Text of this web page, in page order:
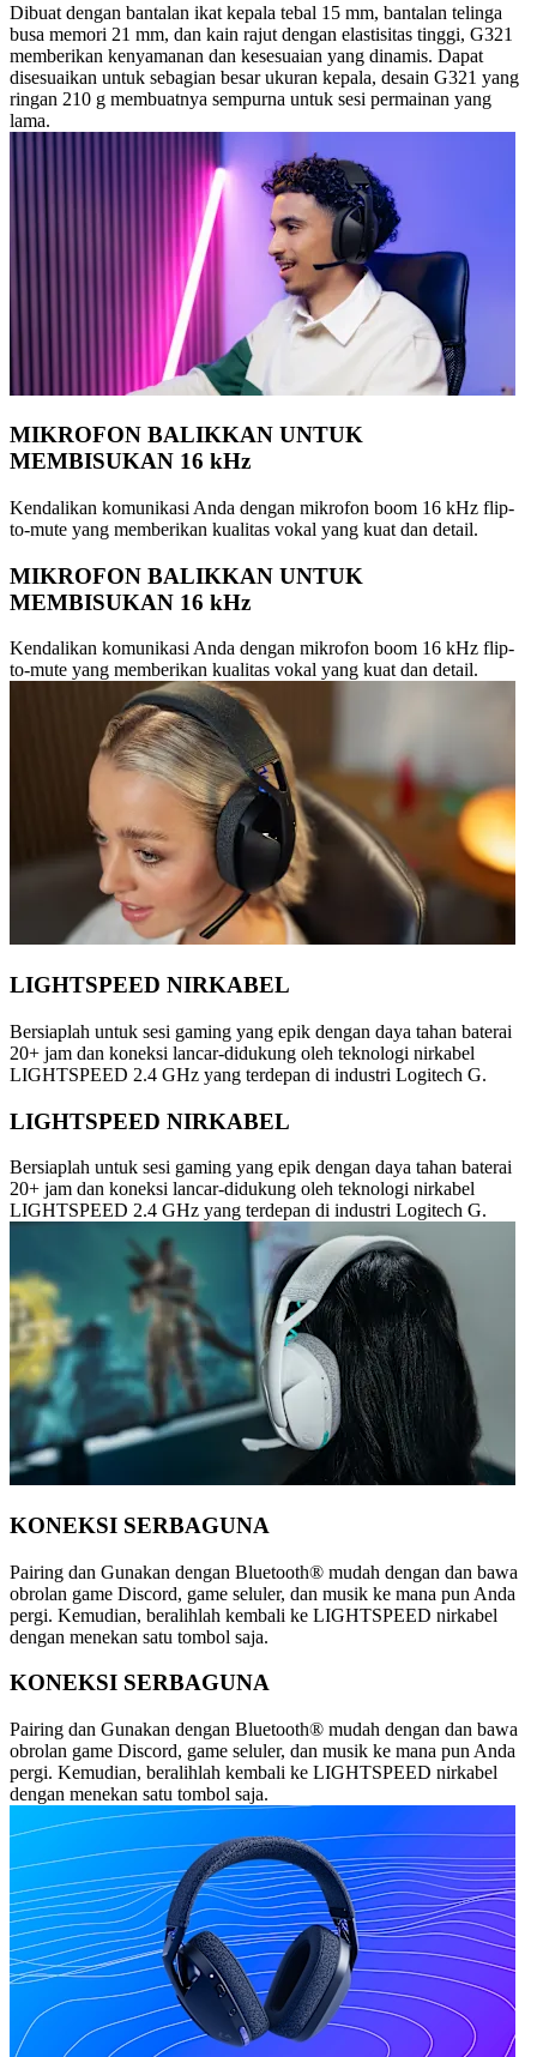
Dibuat dengan bantalan ikat kepala tebal 15 mm, bantalan telinga
busa memori 21 mm, dan kain rajut dengan elastisitas tinggi, G321
memberikan kenyamanan dan kesesuaian yang dinamis. Dapat
disesuaikan untuk sebagian besar ukuran kepala, desain G321 yang
ringan 210 g membuatnya sempurna untuk sesi permainan yang
lama.
MIKROFON BALIKKAN UNTUK
MEMBISUKAN 16 kHz
Kendalikan komunikasi Anda dengan mikrofon boom 16 kHz flip-
to-mute yang memberikan kualitas vokal yang kuat dan detail.
MIKROFON BALIKKAN UNTUK
MEMBISUKAN 16 kHz
Kendalikan komunikasi Anda dengan mikrofon boom 16 kHz flip-
to-mute yang memberikan kualitas vokal yang kuat dan detail.
LIGHTSPEED NIRKABEL
Bersiaplah untuk sesi gaming yang epik dengan daya tahan baterai
20+ jam dan koneksi lancar-didukung oleh teknologi nirkabel
LIGHTSPEED 2.4 GHz yang terdepan di industri Logitech G.
LIGHTSPEED NIRKABEL
Bersiaplah untuk sesi gaming yang epik dengan daya tahan baterai
20+ jam dan koneksi lancar-didukung oleh teknologi nirkabel
LIGHTSPEED 2.4 GHz yang terdepan di industri Logitech G.
KONEKSI SERBAGUNA
Pairing dan Gunakan dengan Bluetooth® mudah dengan dan bawa
obrolan game Discord, game seluler, dan musik ke mana pun Anda
pergi. Kemudian, beralihlah kembali ke LIGHTSPEED nirkabel
dengan menekan satu tombol saja.
KONEKSI SERBAGUNA
Pairing dan Gunakan dengan Bluetooth® mudah dengan dan bawa
obrolan game Discord, game seluler, dan musik ke mana pun Anda
pergi. Kemudian, beralihlah kembali ke LIGHTSPEED nirkabel
dengan menekan satu tombol saja.